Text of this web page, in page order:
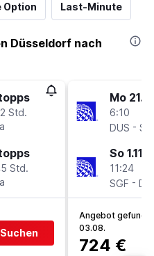
Option Last-Minute
Düsseldorf nach
Std.
Std.
Suchen
Mo 21.9.
6:10
DUS -
So 1.11.
11:24
SGF -
Angebot
03.08.
724 €